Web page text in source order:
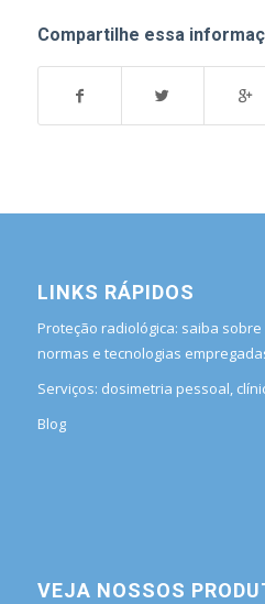
Compartilhe essa
LINKS RÁPIDOS
Proteção radiológica: saiba
normas e tecnologias
Serviços: dosimetria pessoal,
Blog
VEJA NOSSOS